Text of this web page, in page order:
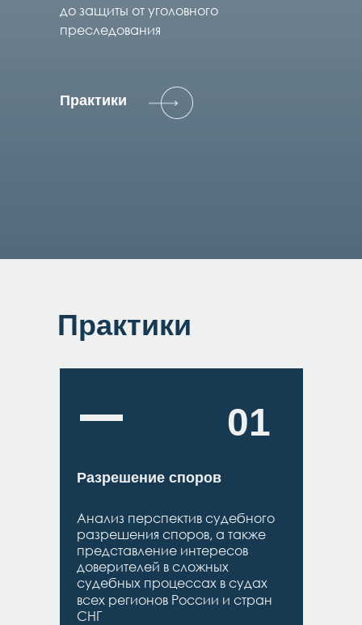
Практики
до защиты от уголовного
преследования
Практики
Разрешение споров
Анализ перспектив судебного
разрешения споров, а также
представление интересов
доверителей в сложных
судебных процессах в судах
всех регионов России и стран
СНГ
01